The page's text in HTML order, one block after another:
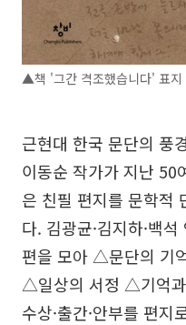
▲책 '그간 격조했습니다' 표지
근현대 한국 문단의 풍
이동순 작가가 지난 50
은 친필 편지를 문학적
다. 김광균·김지하·백
편을 모아 △문단의 기
△일상의 서정 △기억
수상·출간·안부를 편